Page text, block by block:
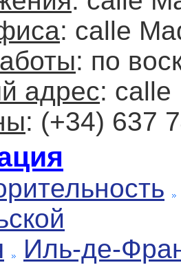
: calle
: по
адрес: calle
: (+34) 637
Иль-де-